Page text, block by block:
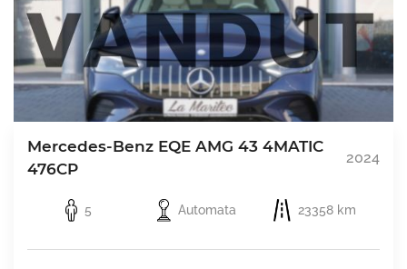
Mercedes-Benz EQE AMG 43 4MATIC
476CP
2024
5 Automata 23358 km